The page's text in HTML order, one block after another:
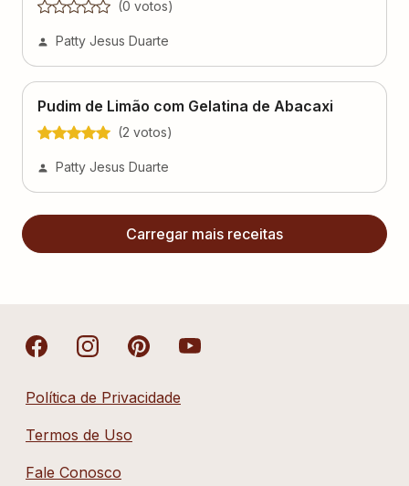
(0 votos)
Patty Jesus Duarte
Pudim de Limão com Gelatina de Abacaxi
(2 votos)
Patty Jesus Duarte
Carregar mais receitas
Política de Privacidade
Termos de Uso
Fale Conosco